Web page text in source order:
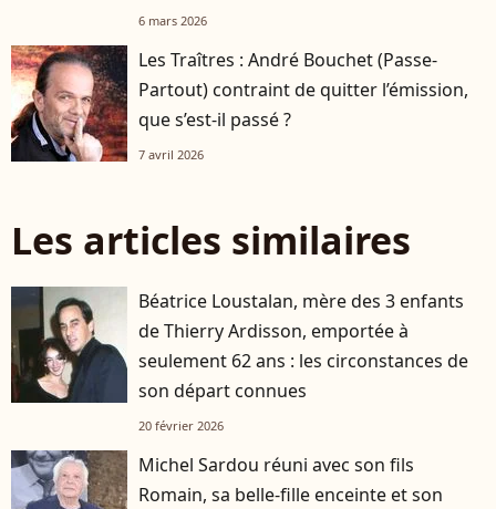
6 mars 2026
Les Traîtres : André Bouchet (Passe-
Partout) contraint de quitter l’émission,
que s’est-il passé ?
7 avril 2026
Les articles similaires
Béatrice Loustalan, mère des 3 enfants
de Thierry Ardisson, emportée à
seulement 62 ans : les circonstances de
son départ connues
20 février 2026
Michel Sardou réuni avec son fils
Romain, sa belle-fille enceinte et son